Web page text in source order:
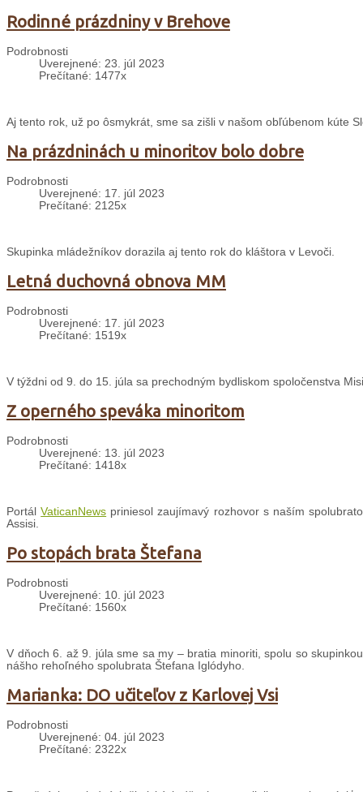
Rodinné prázdniny v Brehove
Podrobnosti
Uverejnené: 23. júl 2023
Prečítané: 1477x
Aj tento rok, už po ôsmykrát, sme sa zišli v našom obľúbenom kúte
Na prázdninách u minoritov bolo dobre
Podrobnosti
Uverejnené: 17. júl 2023
Prečítané: 2125x
Skupinka mládežníkov dorazila aj tento rok do kláštora v Levoči.
Letná duchovná obnova MM
Podrobnosti
Uverejnené: 17. júl 2023
Prečítané: 1519x
V týždni od 9. do 15. júla sa prechodným bydliskom spoločenstva
Z operného speváka minoritom
Podrobnosti
Uverejnené: 13. júl 2023
Prečítané: 1418x
PortálVaticanNews priniesol zaujímavý rozhovor s naším
Assisi.
Po stopách brata Štefana
Podrobnosti
Uverejnené: 10. júl 2023
Prečítané: 1560x
V dňoch 6. až 9. júla sme sa my – bratia minoriti, spolu so
nášho rehoľného spolubrata Štefana Iglódyho.
Marianka: DO učiteľov z Karlovej Vsi
Podrobnosti
Uverejnené: 04. júl 2023
Prečítané: 2322x